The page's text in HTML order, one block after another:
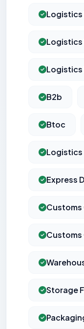
Logistics
Logistics
Logistics
B2b
Btoc
Logistics
Express
Customs
Customs
Storage